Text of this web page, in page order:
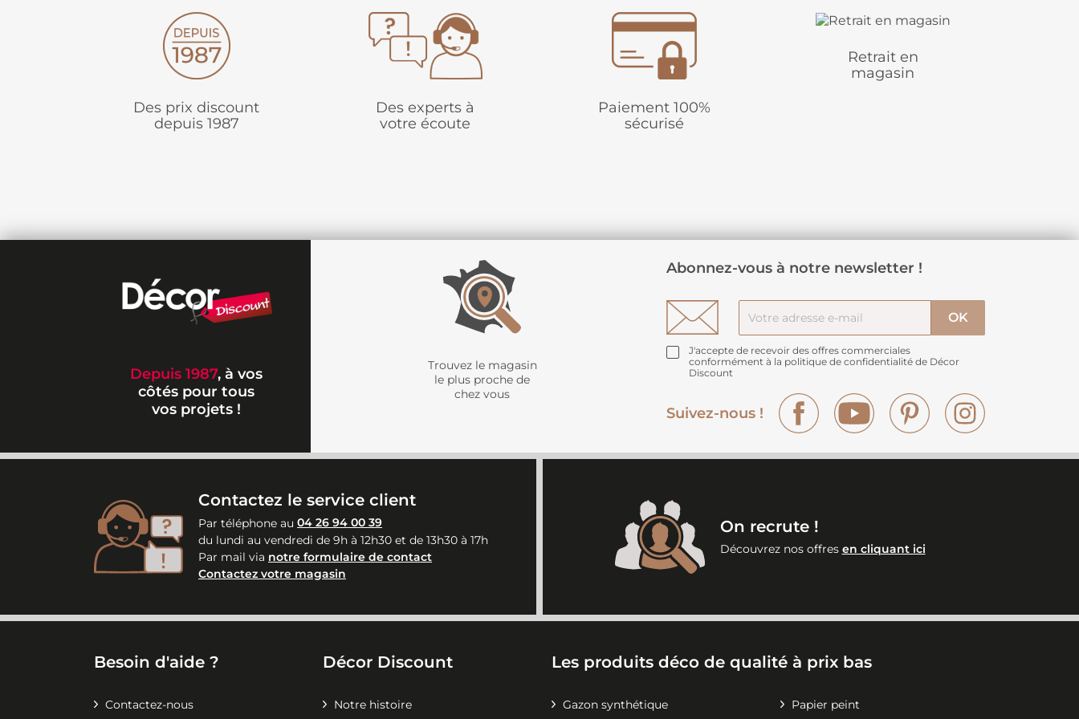
Des prix discount
depuis 1987
Des experts à
votre écoute
Paiement 100%
sécurisé
Retrait en
magasin
Depuis 1987, à vos
côtés pour tous
vos projets !
Trouvez le magasin
le plus proche de
chez vous
Abonnez-vous à notre newsletter !
J'accepte de recevoir des offres commerciales
conformément à la politique de confidentialité de Décor
Discount
Suivez-nous !
Facebook YouTube Pinterest
Contactez le service client
Par téléphone au 04 26 94 00 39
du lundi au vendredi de 9h à 12h30 et de 13h30 à 17h
Par mail via notre formulaire de contact
Contactez votre magasin
On recrute !
Découvrez nos offres en cliquant ici
Besoin d'aide ?
Contactez-nous
Décor Discount
Notre histoire
Les produits déco de qualité à prix bas
Gazon synthétique Papier peint